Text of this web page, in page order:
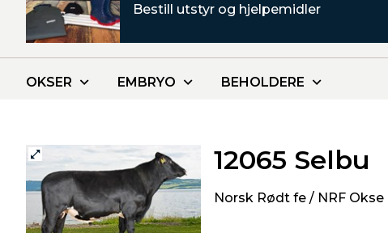
Bestill utstyr og hjelpemidler
OKSER EMBRYO BEHOLDERE
12065 Selbu
Norsk Rødt fe / NRF Okse